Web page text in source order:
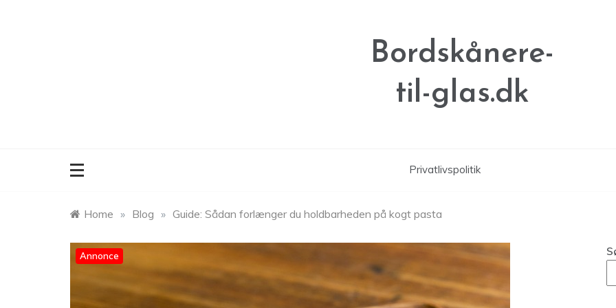
Bordskånere-
til-glas.dk
Privatlivspolitik
Home » Blog » Guide: Sådan forlænger du holdbarheden på kogt pasta
Annonce